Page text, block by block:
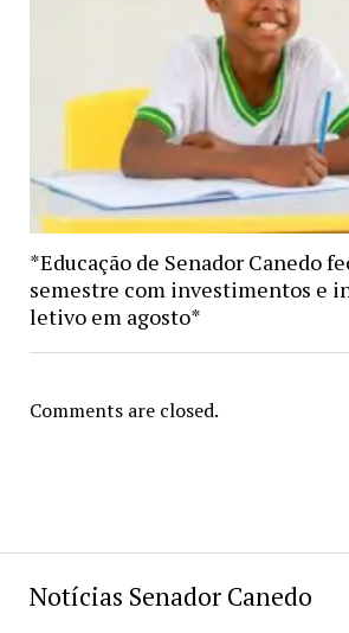
Notícias Senador Canedo
*Educação de Senador Canedo
semestre com investimentos e
letivo em agosto*
Comments are closed.